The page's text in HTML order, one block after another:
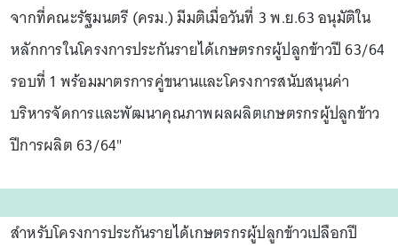
จากที่คณะรัฐมนตรี (ครม.) มีมติเมื่อวันที่ 3 พ.ย.63 อนุมัติใน
หลักการในโครงการประกันรายได้เกษตรกรผู้ปลูกข้าวปี 63/64
รอบที่ 1 พร้อมมาตรการคู่ขนานและโครงการสนับสนุนค่า
บริหารจัดการและพัฒนาคุณภาพผลผลิตเกษตรกรผู้ปลูกข้าว
ปีการผลิต 63/64"
สำหรับโครงการประกันรายได้เกษตรกรผู้ปลูกข้าวเปลือกปี